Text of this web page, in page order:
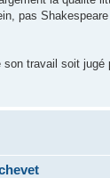
pas Shakespeare
son travail soit